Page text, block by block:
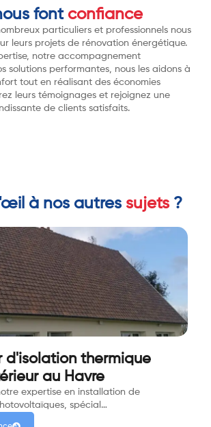
font confiance
particuliers et professionnels nous
leurs projets de rénovation énergétique.
notre accompagnement
solutions performantes, nous les aidons à
tout en réalisant des économies
leurs témoignages et rejoignez une
de clients satisfaits.
à nos autres sujets ?
d'isolation thermique
au Havre
expertise en installation de
spécial…